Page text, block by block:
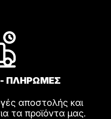
ΠΛΗΡΩΜΕΣ
αποστολής και
τα προϊόντα μας.